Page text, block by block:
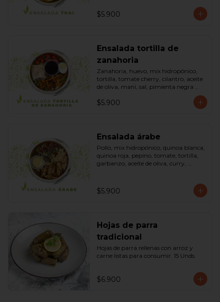
$5.900
Ensalada tortilla de
zanahoria
Zanahoria, huevo, mix hidropónico,
tortilla, tomate cherry, cilantro, aceite
de oliva, maní, sal, pimienta negra
soya, azúcar, limón, aceite de sésamo
$5.900
Ensalada árabe
Pollo, mix hidropónico, quinoa blanca,
quinoa roja, pepino, tomate, tortilla,
garbanzo, aceite de oliva, curry,
Bowl.
$5.900
Hojas de parra
tradicional
Hojas de parra rellenas con arroz y
carne listas para consumir. 15 Unds.
$6.900